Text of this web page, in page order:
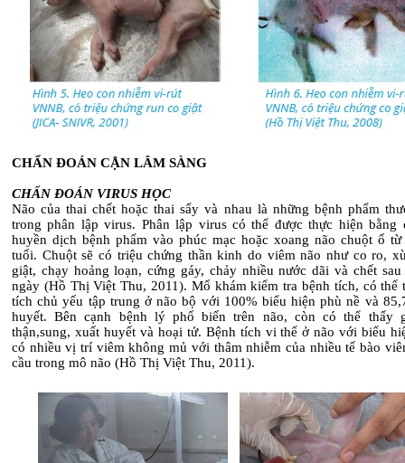
CHẨN ĐOÁN CẬN LÂM SÀNG
CHẨN ĐOÁN VIRUS HỌC
Não của thai chết hoặc thai sẩy và nhau là những bệnh phẩm
trong phân lập virus. Phân lập virus có thể được thực hiện bằng
huyền dịch bệnh phẩm vào phúc mạc hoặc xoang não chuột ổ
tuổi. Chuột sẽ có triệu chứng thần kinh do viêm não như co ro,
giật, chạy hoảng loạn, cứng gáy, chảy nhiều nước dãi và chết
ngày (Hồ Thị Việt Thu, 2011). Mổ khám kiểm tra bệnh tích, có thể
tích chủ yếu tập trung ở não bộ với 100% biểu hiện phù nề và
huyết. Bên cạnh bệnh lý phổ biến trên não, còn có thể thấy
thận,sung, xuất huyết và hoại tử. Bệnh tích vi thể ở não với biểu
có nhiều vị trí viêm không mủ với thâm nhiễm của nhiều tế bào
cầu trong mô não (Hồ Thị Việt Thu, 2011).